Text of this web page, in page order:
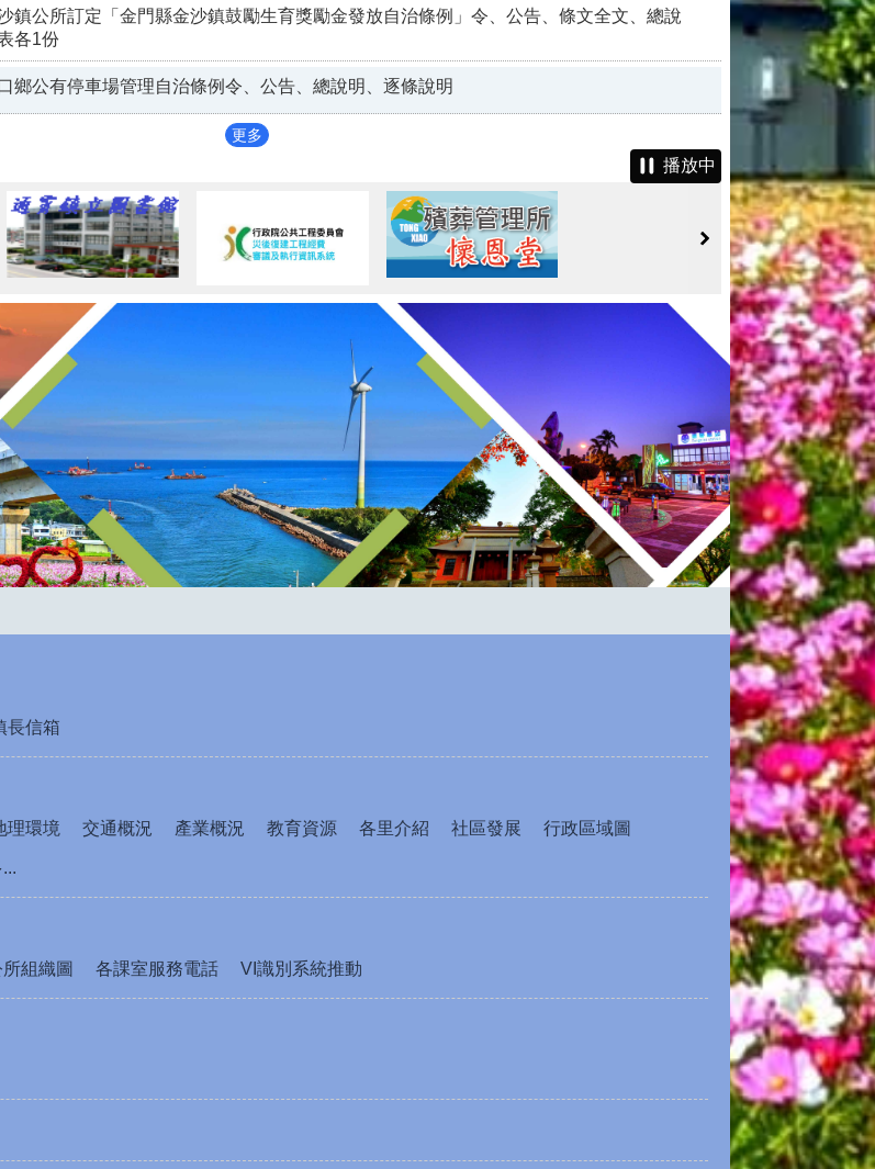
鎮公所訂定「金門縣金沙鎮鼓勵生育獎勵金發放自治條例」令、公告、條文全文、總說
各1份
鄉公有停車場管理自治條例令、公告、總說明、逐條說明
更多
播放中
長信箱
理環境 交通概況 產業概況 教育資源 各里介紹 社區發展 行政區域圖
組織圖 各課室服務電話 VI識別系統推動